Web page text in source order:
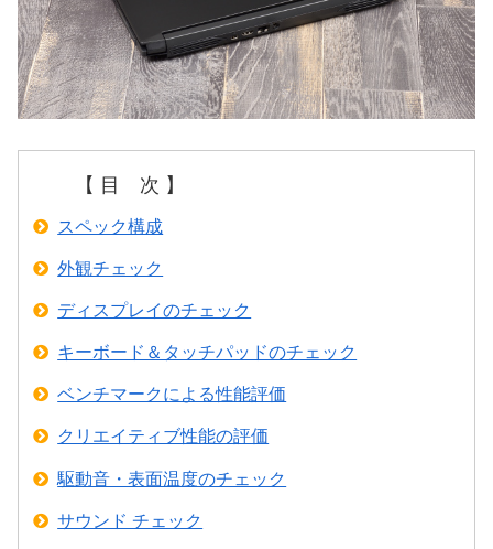
【 目 次 】
スペック構成
外観チェック
ディスプレイのチェック
キーボード＆タッチパッドのチェック
ベンチマークによる性能評価
クリエイティブ性能の評価
駆動音・表面温度のチェック
サウンド チェック